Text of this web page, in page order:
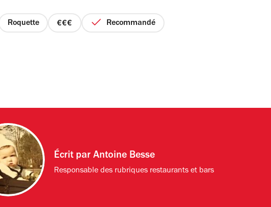
Roquette
prix
Recommandé
Écrit parAntoine Besse
Responsable des rubriques restaurants et bars